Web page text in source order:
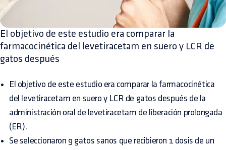
El objetivo de este estudio era comparar la
farmacocinética del levetiracetam en suero y LCR de
gatos después
El objetivo de este estudio era comparar la farmacocinética
del levetiracetam en suero y LCR de gatos después de la
administración oral de levetiracetam de liberación prolongada
(ER).
Se seleccionaron 9 gatos sanos que recibieron 1 dosis de un